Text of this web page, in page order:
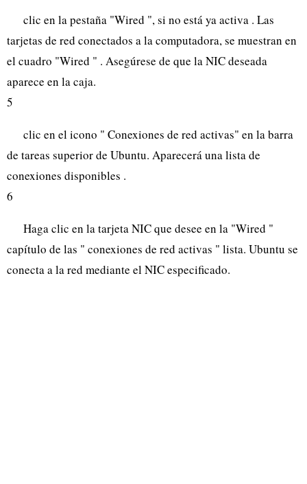
clic en la pestaña "Wired ", si no está ya activa . Las
tarjetas de red conectados a la computadora, se muestran en
el cuadro "Wired " . Asegúrese de que la NIC deseada
aparece en la caja.
5
clic en el icono " Conexiones de red activas" en la barra
de tareas superior de Ubuntu. Aparecerá una lista de
conexiones disponibles .
6
Haga clic en la tarjeta NIC que desee en la "Wired "
capítulo de las " conexiones de red activas " lista. Ubuntu se
conecta a la red mediante el NIC especificado.